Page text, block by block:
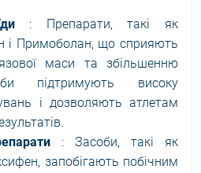
: Препарати, такі як
і Примоболан, що сприяють
маси та збільшенню
підтримують високу
і дозволяють атлетам
: Засоби, такі як
запобігають побічним